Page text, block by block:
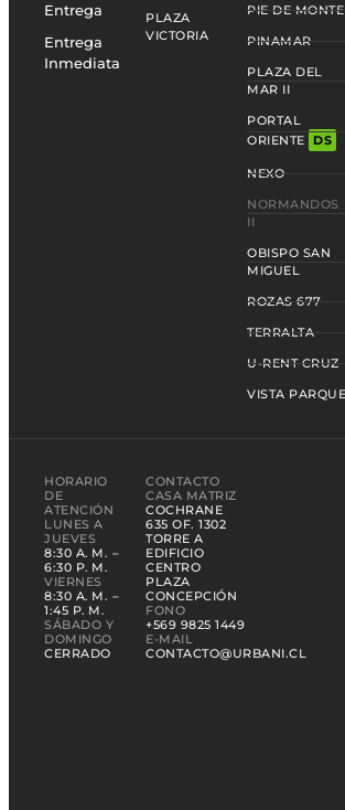
Entrega
Entrega
Inmediata
PLAZA
VICTORIA
PIE DE MONTE
PINAMAR
PLAZA DEL
MAR II
PORTAL
ORIENTE
DS
NEXO
NORMANDOS
II
OBISPO SAN
MIGUEL
ROZAS 677
TERRALTA
U-RENT CRUZ
VISTA PARQUE
HORARIO
DE
ATENCIÓN
LUNES A
JUEVES
8:30 A. M. –
6:30 P. M.
VIERNES
8:30 A. M. –
1:45 P. M.
SÁBADO Y
DOMINGO
CERRADO
CONTACTO
CASA MATRIZ
COCHRANE
635 OF. 1302
TORRE A
EDIFICIO
CENTRO
PLAZA
CONCEPCIÓN
FONO
+569 9825 1449
E-MAIL
CONTACTO@URBANI.CL